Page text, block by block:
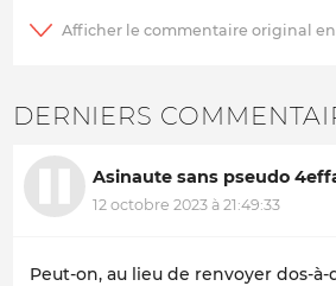
DERNIERS
Asinaute sans pseudo
12 octobre 2023 à 21:49:33
Peut-on, au lieu de renvoyer dos-à-